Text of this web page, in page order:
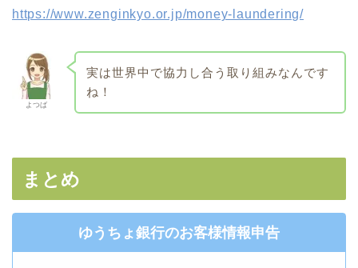
https://www.zenginkyo.or.jp/money-laundering/
よつば
実は世界中で協力し合う取り組みなんです
ね！
まとめ
ゆうちょ銀行のお客様情報申告